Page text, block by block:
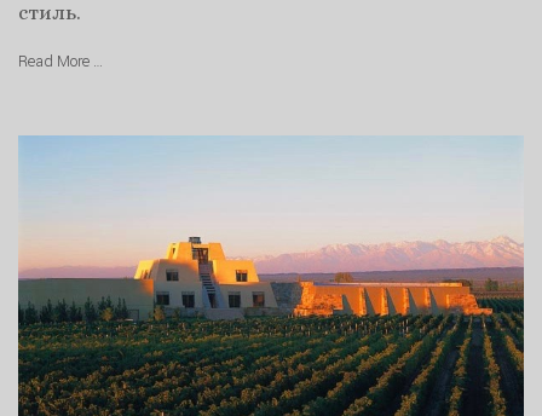
стиль.
Read More …